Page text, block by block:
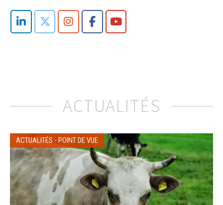
ACTUALITÉS
ACTUALITÉS - POINT DE VUE